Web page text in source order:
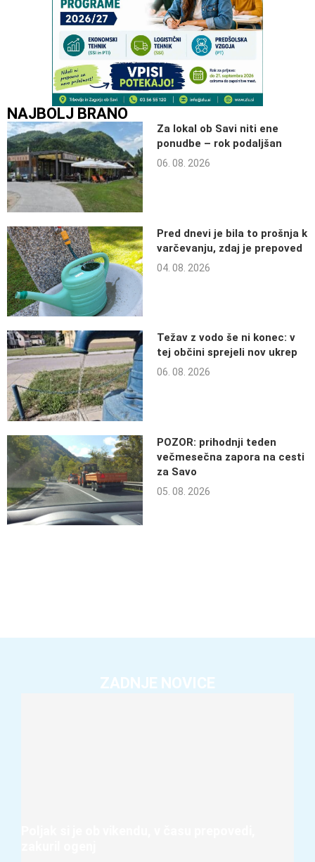
NAJBOLJ BRANO
Za lokal ob Savi niti ene
ponudbe – rok podaljšan
06. 08. 2026
Pred dnevi je bila to prošnja k
varčevanju, zdaj je prepoved
04. 08. 2026
Težav z vodo še ni konec: v
tej občini sprejeli nov ukrep
06. 08. 2026
POZOR: prihodnji teden
večmesečna zapora na cesti
za Savo
05. 08. 2026
ZADNJE NOVICE